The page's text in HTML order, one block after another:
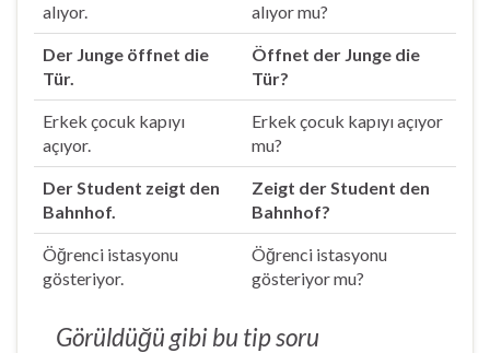
alıyor.
alıyor mu?
Der Junge öffnet die
Tür.
Öffnet der Junge die
Tür?
Erkek çocuk kapıyı
açıyor.
Erkek çocuk kapıyı açıyor
mu?
Der Student zeigt den
Bahnhof.
Zeigt der Student den
Bahnhof?
Öğrenci istasyonu
gösteriyor.
Öğrenci istasyonu
gösteriyor mu?
Görüldüğü gibi bu tip soru